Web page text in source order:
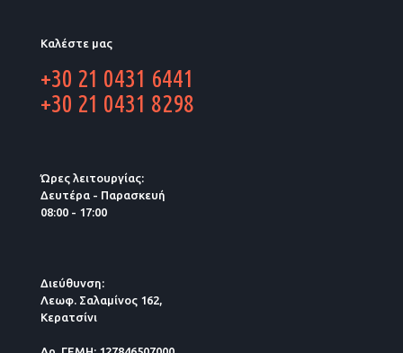
Καλέστε μας
+30 21 0431 6441
+30 21 0431 8298
Ώρες λειτουργίας:
Δευτέρα - Παρασκευή
08:00 - 17:00
Διεύθυνση:
Λεωφ. Σαλαμίνος 162,
Κερατσίνι